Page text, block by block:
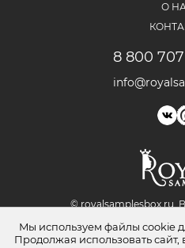
Мы используем файлы cookie
Продолжая использовать сайт,
О
8 800
© royalsamplesbox.ru.
Политика обработки
Согласие на обработку